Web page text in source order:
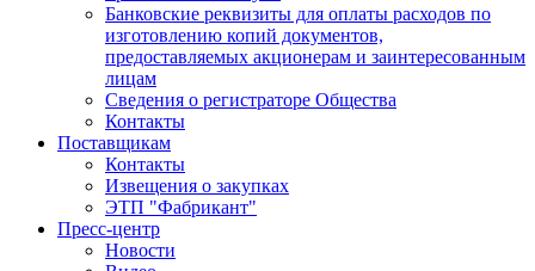
Банковские реквизиты для оплаты расходов по
изготовлению копий документов,
предоставляемых акционерам и заинтересованным
лицам
Сведения о регистраторе Общества
Контакты
Поставщикам
Контакты
Извещения о закупках
ЭТП "Фабрикант"
Пресс-центр
Новости